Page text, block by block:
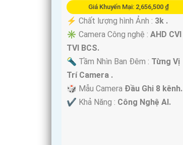
Giá Khuyến Mại: 2,656,500 ₫
️⚡ Chất lượng hình Ảnh : 3k .
✳️ Camera Công nghệ : AHD CVI
TVI BCS.
🔦 Tầm Nhìn Ban Đêm : Từng Vị
Trí Camera .
🎲 Mẫu Camera Đầu Ghi 8 kênh.
️✔️ Khả Năng : Công Nghệ AI.